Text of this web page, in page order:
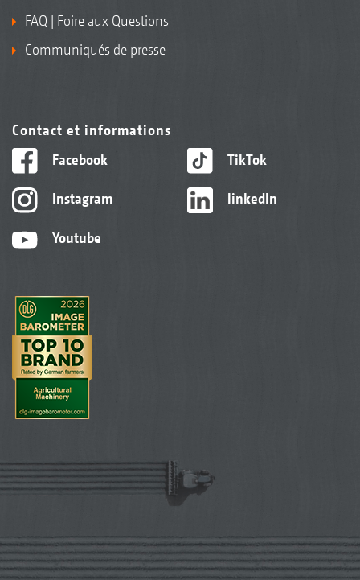
FAQ | Foire aux Questions
Communiqués de presse
Contact et informations
Facebook
Instagram
Youtube
TikTok
linkedIn